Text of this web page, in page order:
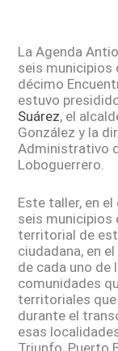
La Agenda
seis municipios
décimo
estuvo
Suárez, el
González y la
Administrativo
Loboguerrero.
Este taller, en
seis municipios
territorial de
ciudadana, en
de cada uno de
comunidades
territoriales
durante el
esas